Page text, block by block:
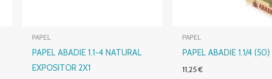
PAPEL
PAPEL ABADIE 1.1-4 NATURAL
EXPOSITOR 2X1
PAPEL
PAPEL ABADIE 1.1/4 (50)
11,25€